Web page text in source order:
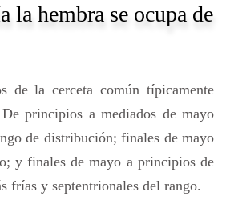
la hembra se ocupa de
de la cerceta común típicamente
principios a mediados de mayo
de distribución; finales de mayo
y finales de mayo a principios de
frías y septentrionales del rango.